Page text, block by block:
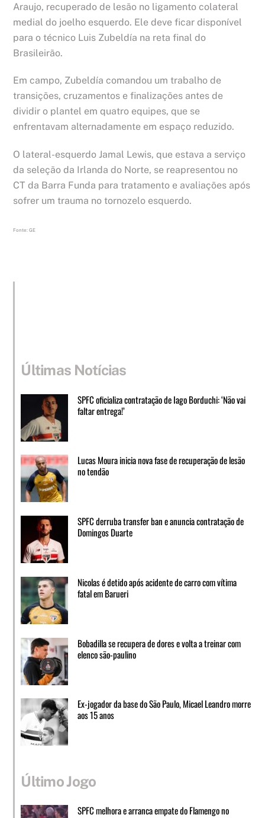
Araujo, recuperado de lesão no ligamento colateral
medial do joelho esquerdo. Ele deve ficar disponível
para o técnico Luis Zubeldía na reta final do
Brasileirão.
Em campo, Zubeldía comandou um trabalho de
transições, cruzamentos e finalizações antes de
dividir o plantel em quatro equipes, que se
enfrentavam alternadamente em espaço reduzido.
O lateral-esquerdo Jamal Lewis, que estava a serviço
da seleção da Irlanda do Norte, se reapresentou no
CT da Barra Funda para tratamento e avaliações após
sofrer um trauma no tornozelo esquerdo.
Fonte: GE
Últimas Notícias
SPFC oficializa contratação de Iago Borduchi: ‘Não vai
faltar entrega!’
Lucas Moura inicia nova fase de recuperação de lesão
no tendão
SPFC derruba transfer ban e anuncia contratação de
Domingos Duarte
Nicolas é detido após acidente de carro com vítima
fatal em Barueri
Bobadilla se recupera de dores e volta a treinar com
elenco são-paulino
Ex-jogador da base do São Paulo, Micael Leandro morre
aos 15 anos
Último Jogo
SPFC melhora e arranca empate do Flamengo no